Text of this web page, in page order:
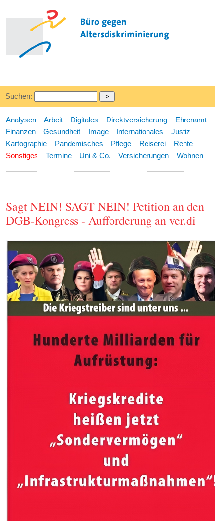
Suchen:
Analysen Arbeit Digitales Direktversicherung
Ehrenamt
Finanzen
Gesundheit Image Internationales
Justiz
Kartographie
Pandemisches Pflege Reiserei
Rente
Sonstiges
Termine Uni & Co. Versicherungen Wohnen
Sagt NEIN! SAGT NEIN! Petition an den
DGB-Kongress - Aufforderung an ver.di